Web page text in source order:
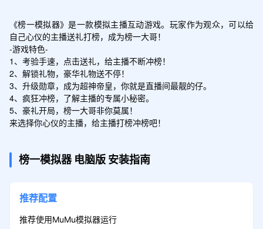
《榜一模拟器》是一款模拟主播互动游戏。玩家作为观众，可以给
自己心仪的主播送礼打榜，成为榜一大哥！
-游戏特色-
1、考验手速，点击送礼，给主播不断冲榜！
2、解锁礼物，豪华礼物送不停！
3、升级勋章，成为超神帝皇，你就是直播间最靓的仔。
4、疯狂冲榜，了解主播的专属小秘密。
5、豪礼开局，榜一大哥非你莫属！
来选择你心仪的主播，给主播打榜冲榜吧！
榜一模拟器 电脑版 安装指南
推荐配置
推荐使用MuMu模拟器运行